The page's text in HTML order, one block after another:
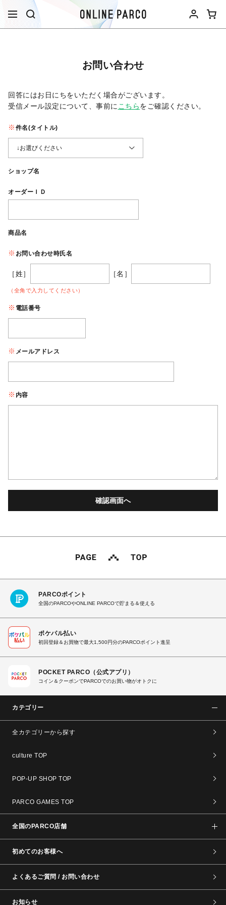
お問い合わせ
回答にはお日にちをいただく場合がございます。
受信メール設定について、事前に こちらをご確認ください。​
件名(タイトル)
ショップ名
オーダーＩＤ
商品名
お問い合わせ時氏名
［姓］ ［名］
（全角で入力してください）
電話番号
メールアドレス
内容
PARCOポイント
全国のPARCOやONLINE PARCOで貯まる＆使える
ポケパル払い
初回登録＆お買物で最大1,500円分のPARCOポイント進呈
POCKET PARCO（公式アプリ）
コイン＆クーポンでPARCOでのお買い物がオトクに
カテゴリー
全カテゴリーから探す
culture TOP
POP-UP SHOP TOP
PARCO GAMES TOP
全国のPARCO店舗
初めてのお客様へ
よくあるご質問 / お問い合わせ
お知らせ